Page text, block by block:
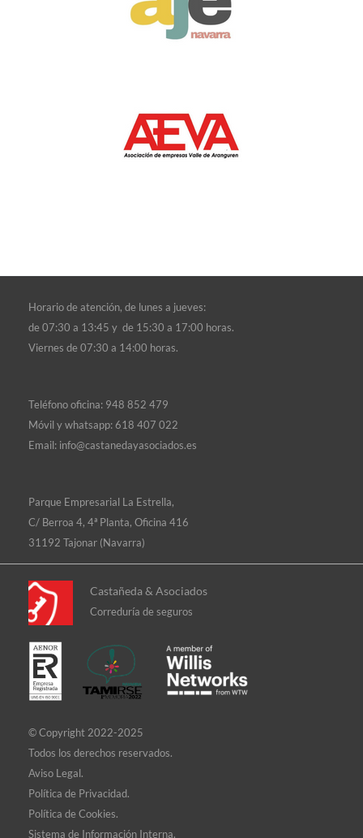
Horario de atención, de lunes a jueves:
de 07:30 a 13:45 y de 15:30 a 17:00 horas.
Viernes de 07:30 a 14:00 horas.
Teléfono oficina: 948 852 479
Móvil y whatsapp:618 407 022
Email: info@castanedayasociados.es
Parque Empresarial La Estrella,
C/ Berroa 4, 4ª Planta, Oficina 416
31192 Tajonar (Navarra)
Castañeda & Asociados
Correduría de seguros
© Copyright 2022-2025
Todos los derechos reservados.
Aviso Legal.
Política de Privacidad.
Política de Cookies.
Sistema de Información Interna.